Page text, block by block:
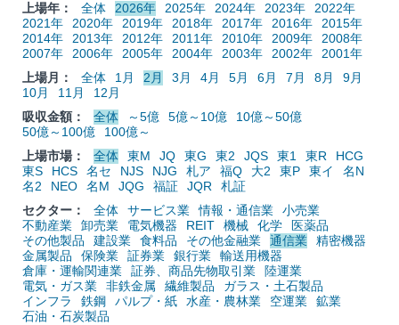
上場年：
全体 2026年 2025年 2024年 2023年
2022年
2021年
2020年 2019年 2018年 2017年 2016年
2015年
2014年
2013年 2012年 2011年 2010年 2009年
2008年
2007年
2006年 2005年 2004年 2003年 2002年
2001年
上場月：
全体 1月 2月 3月 4月 5月 6月 7月 8月
9月
10月
11月
12月
吸収金額：
全体 ～5億 5億～10億
10億～50億
50億～100億
100億～
上場市場：
全体 東M JQ 東G 東2 JQS 東1 東R
HCG
東S
HCS 名セ NJS NJG 札ア 福Q 大2 東P 東イ
名N
名2
NEO 名M JQG 福証 JQR
札証
セクター：
全体 サービス業 情報・通信業
小売業
不動産業
卸売業 電気機器 REIT 機械 化学
医薬品
その他製品
建設業 食料品 その他金融業 通信業
精密機器
金属製品
保険業 証券業 銀行業
輸送用機器
倉庫・運輸関連業
証券、商品先物取引業
陸運業
電気・ガス業
非鉄金属 繊維製品
ガラス・土石製品
インフラ
鉄鋼 パルプ・紙 水産・農林業 空運業
鉱業
石油・石炭製品